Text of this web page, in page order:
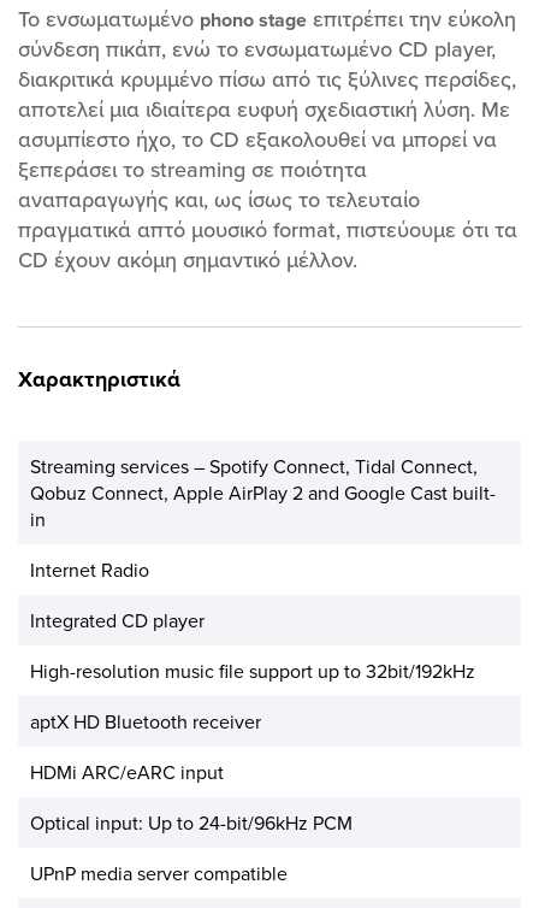
Το ενσωματωμένο phono stage επιτρέπει την εύκολη
σύνδεση πικάπ, ενώ το ενσωματωμένο CD player,
διακριτικά κρυμμένο πίσω από τις ξύλινες περσίδες,
αποτελεί μια ιδιαίτερα ευφυή σχεδιαστική λύση. Με
ασυμπίεστο ήχο, το CD εξακολουθεί να μπορεί να
ξεπεράσει το streaming σε ποιότητα
αναπαραγωγής και, ως ίσως το τελευταίο
πραγματικά απτό μουσικό format, πιστεύουμε ότι τα
CD έχουν ακόμη σημαντικό μέλλον.
Χαρακτηριστικά
Streaming services – Spotify Connect, Tidal Connect,
Qobuz Connect, Apple AirPlay 2 and Google Cast built-
in
Internet Radio
Integrated CD player
High-resolution music file support up to 32bit/192kHz
aptX HD Bluetooth receiver
HDMi ARC/eARC input
Optical input: Up to 24-bit/96kHz PCM
UPnP media server compatible